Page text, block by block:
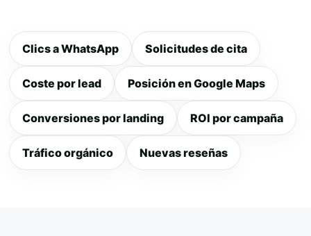
Clics a WhatsApp Solicitudes de cita
Coste por lead Posición en Google Maps
Conversiones por landing ROI por campaña
Tráfico orgánico Nuevas reseñas